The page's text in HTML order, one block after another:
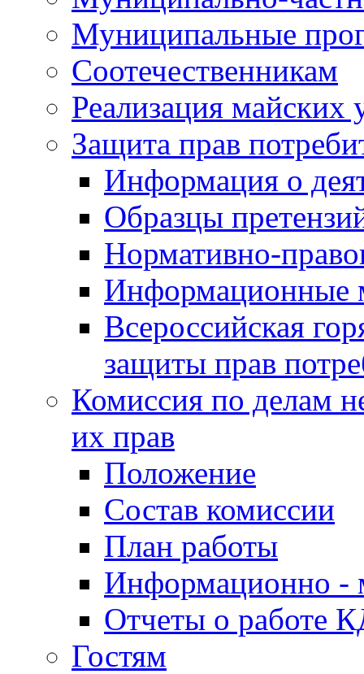
Муниципальные
Соотечественникам
Реализация майских
Защита прав
Информация о
Образцы
Нормативно-
Информационные
Всероссийская
защиты прав
Комиссия по делам
их прав
Положение
Состав комиссии
План работы
Информационно -
Отчеты о работе
Гостям